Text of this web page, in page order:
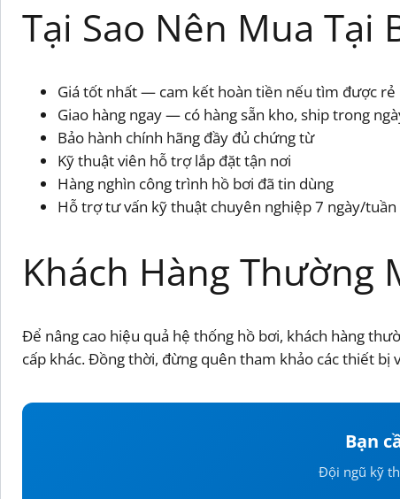
Tại Sao Nên Mua Tại
Giá tốt nhất — cam kết hoàn tiền nếu tìm được rẻ
Giao hàng ngay — có hàng sẵn kho, ship trong
Bảo hành chính hãng đầy đủ chứng từ
Kỹ thuật viên hỗ trợ lắp đặt tận nơi
Hàng nghìn công trình hồ bơi đã tin dùng
Hỗ trợ tư vấn kỹ thuật chuyên nghiệp 7 ngày/
Khách Hàng Thường
Để nâng cao hiệu quả hệ thống hồ bơi, khách hàng
cấp khác. Đồng thời, đừng quên tham khảo các thiết
Bạn
Đội ngũ kỹ